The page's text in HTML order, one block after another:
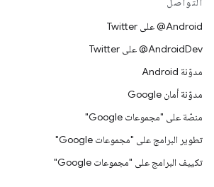
‎@Android على Twitter
‎@AndroidDev على Twitter
مدوّنة Android
مدوّنة أمان Google
منصّة على "مجموعات Google"
تطوير البرامج على "مجموعات Google"
تكييف البرامج على "مجموعات Google"